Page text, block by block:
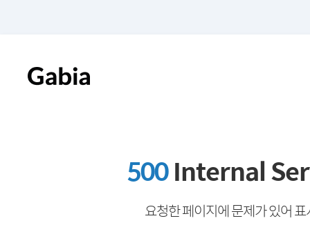
500Internal
요청한 페이지에 문제가 있어